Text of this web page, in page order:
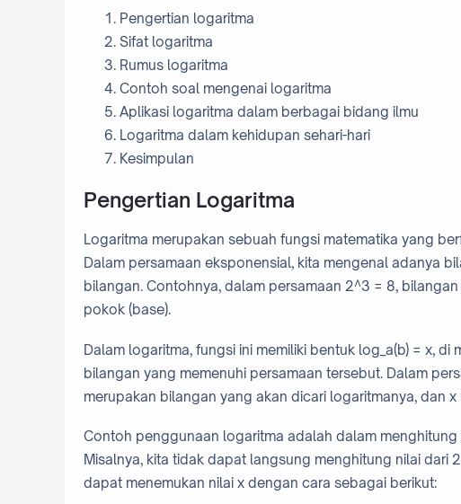
Pengertian logaritma
Sifat logaritma
Rumus logaritma
Contoh soal mengenai logaritma
Aplikasi logaritma dalam berbagai bidang ilmu
Logaritma dalam kehidupan sehari-hari
Kesimpulan
Pengertian Logaritma
Logaritma merupakan sebuah fungsi matematika yang
Dalam persamaan eksponensial, kita mengenal adanya
bilangan. Contohnya, dalam persamaan 2^3 = 8,
pokok (base).
Dalam logaritma, fungsi ini memiliki bentuk log_a(b) = x,
bilangan yang memenuhi persamaan tersebut. Dalam
merupakan bilangan yang akan dicari logaritmanya, dan
Contoh penggunaan logaritma adalah dalam
Misalnya, kita tidak dapat langsung menghitung nilai dari
dapat menemukan nilai x dengan cara sebagai berikut: